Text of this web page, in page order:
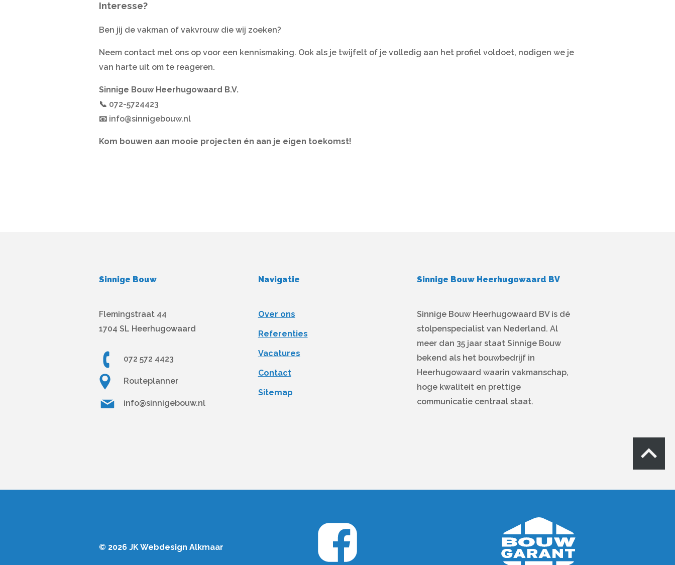
Interesse?
Ben jij de vakman of vakvrouw die wij zoeken?
Neem contact met ons op voor een kennismaking. Ook als je twijfelt of je volledig aan het profiel voldoet, nodigen we je
van harte uit om te reageren.
Sinnige Bouw Heerhugowaard B.V.
📞 072-5724423
📧 info@sinnigebouw.nl
Kom bouwen aan mooie projecten én aan je eigen toekomst!
Sinnige Bouw
Flemingstraat 44
1704 SL Heerhugowaard
072 572 4423
Routeplanner
info@sinnigebouw.nl
Navigatie
Over ons
Referenties
Vacatures
Contact
Sitemap
Sinnige Bouw Heerhugowaard BV
Sinnige Bouw Heerhugowaard BV is dé
stolpenspecialist van Nederland. Al
meer dan 35 jaar staat Sinnige Bouw
bekend als het bouwbedrijf in
Heerhugowaard waarin vakmanschap,
hoge kwaliteit en prettige
communicatie centraal staat.
© 2026 JK Webdesign Alkmaar